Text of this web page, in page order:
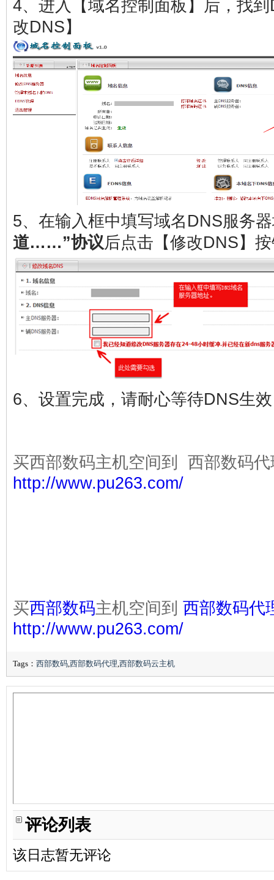
4、进入【域名控制面板】后，找
改DNS】
5、在输入框中填写域名DNS服务
道……”协议后点击【修改DNS】
6、设置完成，请耐心等待DNS生
买西部数码主机空间到 西部数码
http://www.pu263.com/
买西部数码主机空间到 西部数码代
http://www.pu263.com/
Tags： 西部数码,西部数码代理,西部数码云主机
评论列表
该日志暂无评论